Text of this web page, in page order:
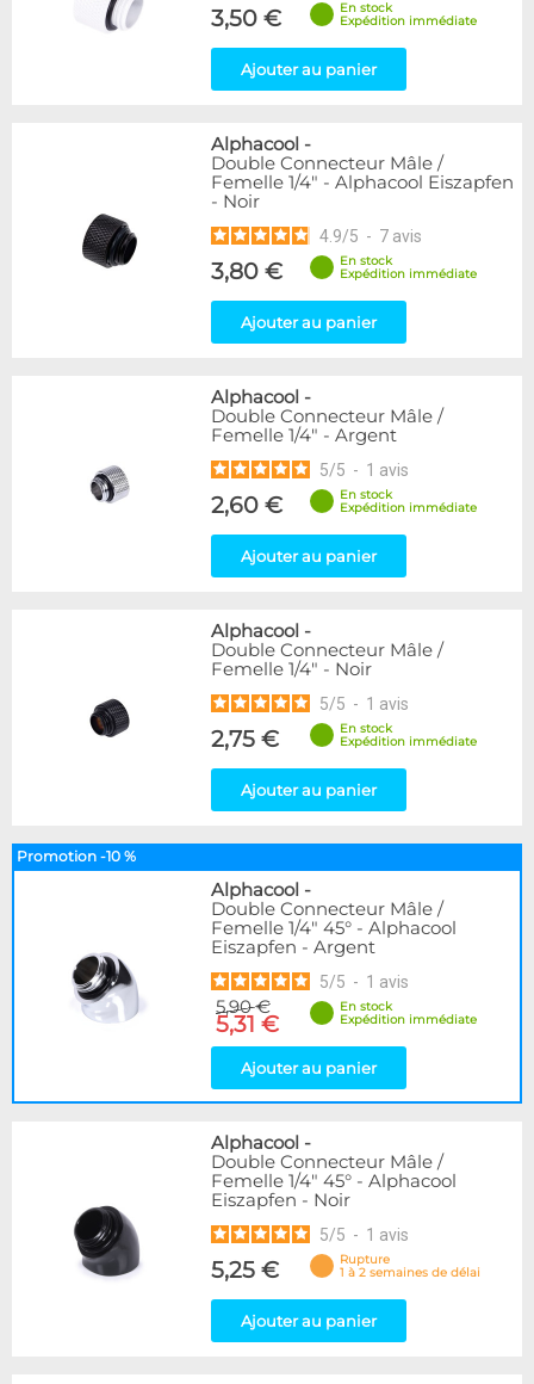
3,50 €
En stock
Expédition immédiate
Ajouter au panier
Alphacool -
Double Connecteur Mâle /
Femelle 1/4" - Alphacool Eiszapfen
- Noir
4.9/5 - 7 avis
3,80 €
En stock
Expédition immédiate
Ajouter au panier
Alphacool -
Double Connecteur Mâle /
Femelle 1/4" - Argent
5/5 - 1 avis
2,60 €
En stock
Expédition immédiate
Ajouter au panier
Alphacool -
Double Connecteur Mâle /
Femelle 1/4" - Noir
5/5 - 1 avis
2,75 €
En stock
Expédition immédiate
Ajouter au panier
Promotion -10 %
Alphacool -
Double Connecteur Mâle /
Femelle 1/4" 45° - Alphacool
Eiszapfen - Argent
5/5 - 1 avis
5,90 €
5,31 €
En stock
Expédition immédiate
Ajouter au panier
Alphacool -
Double Connecteur Mâle /
Femelle 1/4" 45° - Alphacool
Eiszapfen - Noir
5/5 - 1 avis
5,25 €
Rupture
1 à 2 semaines de délai
Ajouter au panier